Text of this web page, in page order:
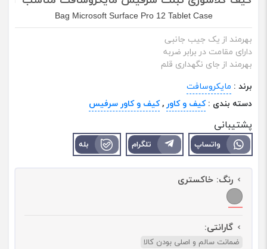
Bag Microsoft Surface Pro 12 Tablet Case
بهرمند از یک جیب جانبی
دارای مقامت در برابر ضربه
بهرمند از جای نگهداری قلم
برند : مایکروسافت
دسته بندی :کیف و کاور,کیف و کاور سرفیس
پشتیبانی
واتساپ تلگرام بله
رنگ: خاکستری
گارانتی:
ضمانت سالم و اصلی بودن کالا